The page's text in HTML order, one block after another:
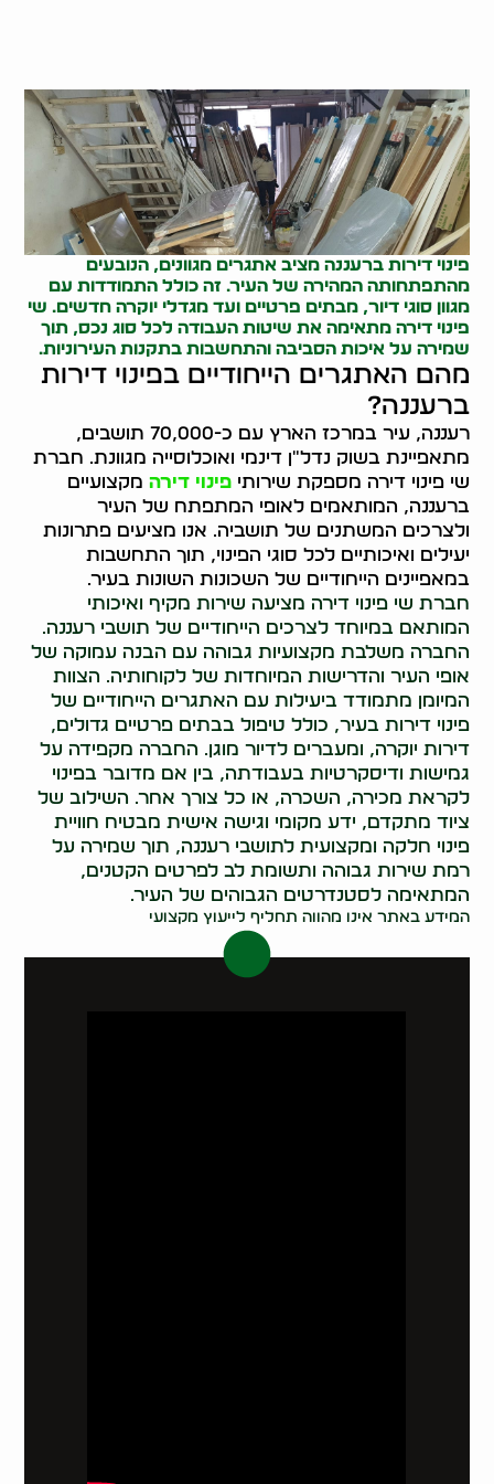
פינוי דירות ברעננה מציב אתגרים מגוונים, הנובעים
מהתפתחותה המהירה של העיר. זה כולל התמודדות עם
מגוון סוגי דיור, מבתים פרטיים ועד מגדלי יוקרה חדשים. שי
פינוי דירה מתאימה את שיטות העבודה לכל סוג נכס, תוך
שמירה על איכות הסביבה והתחשבות בתקנות העירוניות.
מהם האתגרים הייחודיים בפינוי דירות
ברעננה?
רעננה, עיר במרכז הארץ עם כ-70,000 תושבים,
מתאפיינת בשוק נדל"ן דינמי ואוכלוסייה מגוונת. חברת
שי פינוי דירה מספקת שירותיפינוי דירה מקצועיים
ברעננה, המותאמים לאופי המתפתח של העיר
ולצרכים המשתנים של תושביה. אנו מציעים פתרונות
יעילים ואיכותיים לכל סוגי הפינוי, תוך התחשבות
במאפיינים הייחודיים של השכונות השונות בעיר.
חברת שי פינוי דירה מציעה שירות מקיף ואיכותי
המותאם במיוחד לצרכים הייחודיים של תושבי רעננה.
החברה משלבת מקצועיות גבוהה עם הבנה עמוקה של
אופי העיר והדרישות המיוחדות של לקוחותיה. הצוות
המיומן מתמודד ביעילות עם האתגרים הייחודיים של
פינוי דירות בעיר, כולל טיפול בבתים פרטיים גדולים,
דירות יוקרה, ומעברים לדיור מוגן. החברה מקפידה על
גמישות ודיסקרטיות בעבודתה, בין אם מדובר בפינוי
לקראת מכירה, השכרה, או כל צורך אחר. השילוב של
ציוד מתקדם, ידע מקומי וגישה אישית מבטיח חוויית
פינוי חלקה ומקצועית לתושבי רעננה, תוך שמירה על
רמת שירות גבוהה ותשומת לב לפרטים הקטנים,
המתאימה לסטנדרטים הגבוהים של העיר.
המידע באתר אינו מהווה תחליף לייעוץ מקצועי